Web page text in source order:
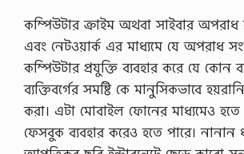
কম্পিউটার ক্রাইম অথবা সাইবার
এবং নেটওয়ার্ক এর মাধ্যমে যে অপরাধ
কম্পিউটার প্রযুক্তি ব্যবহার করে যে কোন
ব্যক্তিবর্গের সমষ্টি কে মানুসিকভাবে
করা। এটা মোবাইল ফোনের মাধ্যমেও
ফেসবুক ব্যবহার করেও হতে পারে। নানান